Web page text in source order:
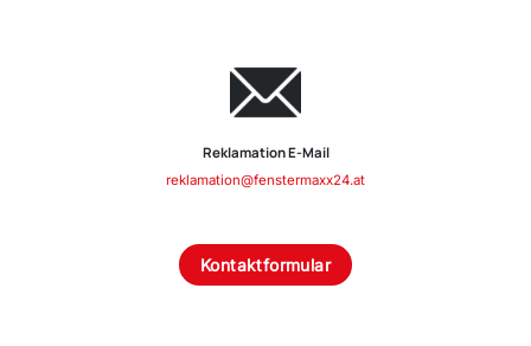
Reklamation E-Mail
reklamation@fenstermaxx24.at
Kontaktformular